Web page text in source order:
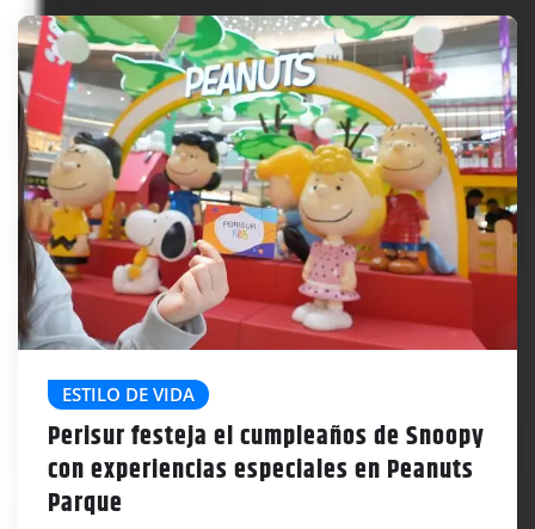
ESTILO DE VIDA
Perisur festeja el cumpleaños de Snoopy
con experiencias especiales en Peanuts
Parque